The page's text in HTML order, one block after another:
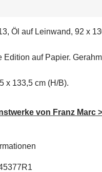
Öl auf Leinwand, 92 x
Edition auf Papier.
x 133,5 cm (H/B).
von Franz Marc